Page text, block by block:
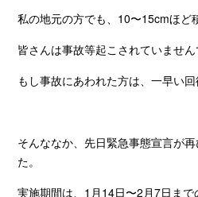
私の地元の方でも、10〜15cmほど
皆さんは事故等起こされていませ
もし事故にあわれた方は、一早い回
そんななか、先日緊急事態宣言が
た。
実施期間は、1月14日〜2月7日まで